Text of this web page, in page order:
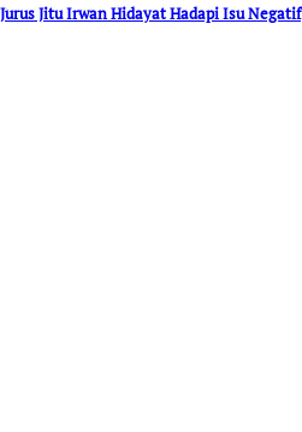
Jurus Jitu Irwan Hidayat Hadapi Isu Negatif